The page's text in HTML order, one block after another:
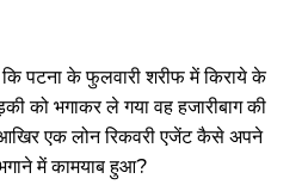
पटना के फुलवारी शरीफ में किराये के
को भगाकर ले गया वह हजारीबाग की
एक लोन रिकवरी एजेंट कैसे अपने
में कामयाब हुआ?